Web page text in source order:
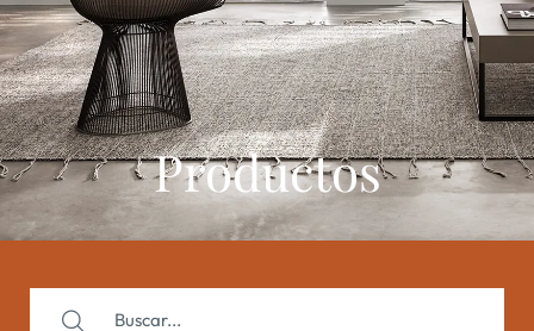
Productos